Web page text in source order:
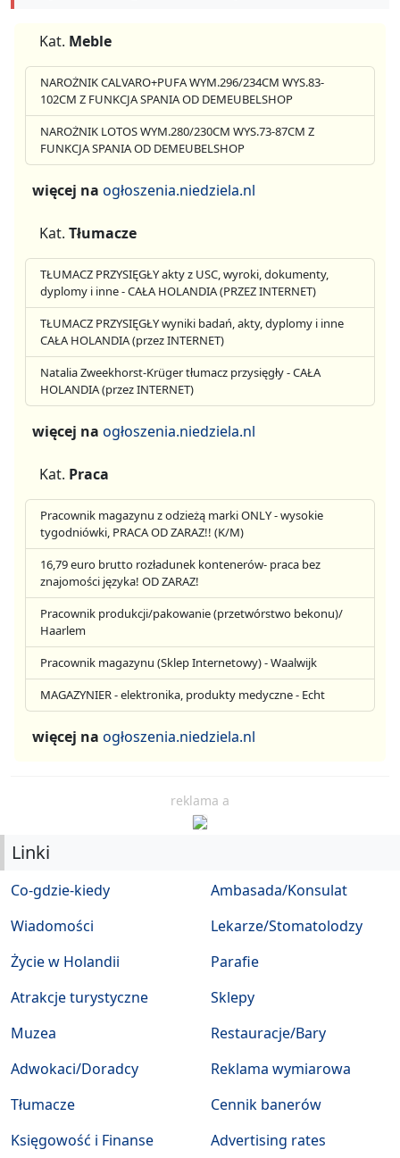
Kat. Meble
NAROŻNIK CALVARO+PUFA WYM.296/234CM WYS.83-
102CM Z FUNKCJA SPANIA OD DEMEUBELSHOP
NAROŻNIK LOTOS WYM.280/230CM WYS.73-87CM Z
FUNKCJA SPANIA OD DEMEUBELSHOP
więcej na ogłoszenia.niedziela.nl
Kat. Tłumacze
TŁUMACZ PRZYSIĘGŁY akty z USC, wyroki, dokumenty,
dyplomy i inne - CAŁA HOLANDIA (PRZEZ INTERNET)
TŁUMACZ PRZYSIĘGŁY wyniki badań, akty, dyplomy i inne
CAŁA HOLANDIA (przez INTERNET)
Natalia Zweekhorst-Krüger tłumacz przysięgły - CAŁA
HOLANDIA (przez INTERNET)
więcej na ogłoszenia.niedziela.nl
Kat. Praca
Pracownik magazynu z odzieżą marki ONLY - wysokie
tygodniówki, PRACA OD ZARAZ!! (K/M)
16,79 euro brutto rozładunek kontenerów- praca bez
znajomości języka! OD ZARAZ!
Pracownik produkcji/pakowanie (przetwórstwo bekonu)/
Haarlem
Pracownik magazynu (Sklep Internetowy) - Waalwijk
MAGAZYNIER - elektronika, produkty medyczne - Echt
więcej na ogłoszenia.niedziela.nl
reklama a
Linki
Co-gdzie-kiedy
Wiadomości
Życie w Holandii
Atrakcje turystyczne
Muzea
Ambasada/Konsulat
Lekarze/Stomatolodzy
Parafie
Sklepy
Restauracje/Bary
Adwokaci/Doradcy
Tłumacze
Księgowość i Finanse
Reklama wymiarowa
Cennik banerów
Advertising rates